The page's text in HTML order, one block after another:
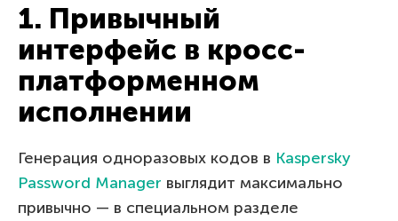
1. Привычный
интерфейс в кросс-
платформенном
исполнении
Генерация одноразовых кодов в Kaspersky
Password Manager выглядит максимально
привычно — в специальном разделе